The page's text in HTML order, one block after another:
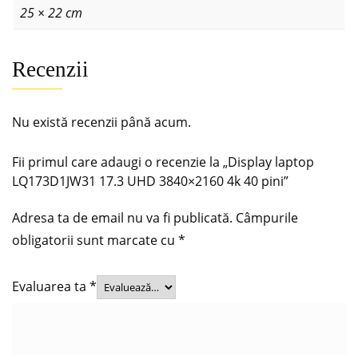
25 × 22 cm
Recenzii
Nu există recenzii până acum.
Fii primul care adaugi o recenzie la „Display laptop
LQ173D1JW31 17.3 UHD 3840×2160 4k 40 pini”
Adresa ta de email nu va fi publicată. Câmpurile
obligatorii sunt marcate cu *
Evaluarea ta *